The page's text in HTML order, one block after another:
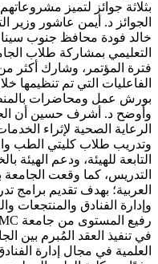
بثلاثة جوائز لتميز
الجوائز د. أيمن عاشور وزير
خالد فودة محافظ جنوب
التعليمي بمشاركة طلاب
الفاعليات التي تم تنظيمها
بورش عمل ومحاضرات
وأوضح د. أشرف حسين أن
الرعاية الصحية لإثراء
وتدريب طلاب كليتي الطب
التابعة للهيئة، ودعم الهيئة
التدريس، كما وقعت
العربية؛ بهدف تقديم برامج
وإدارة الفنادق والمنتجعات
في تنفيذ العقد المُبرم بين
العلمية في مجال إدارة